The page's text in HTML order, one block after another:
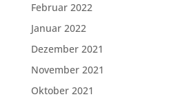
Februar 2022
Januar 2022
Dezember 2021
November 2021
Oktober 2021